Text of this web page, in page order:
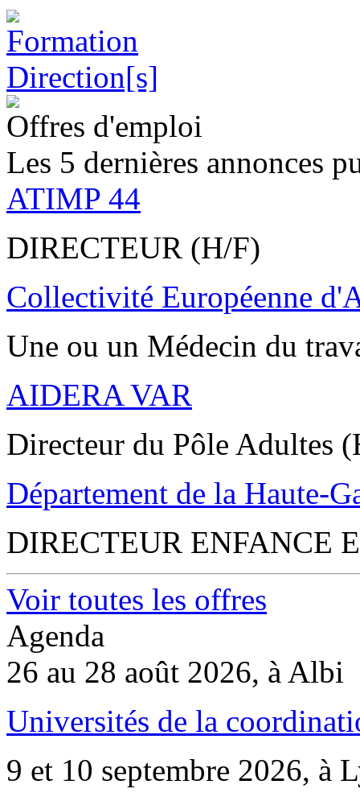
Offres d'emploi
Les 5 dernières annonces
ATIMP 44
DIRECTEUR (H/F)
Collectivité Européenne
Une ou un Médecin du
AIDERA VAR
Directeur du Pôle Adultes
Département de la Haute-
DIRECTEUR ENFANCE
Voir toutes les offres
Agenda
26 au 28 août 2026, à Albi
Universités de la
9 et 10 septembre 2026, à